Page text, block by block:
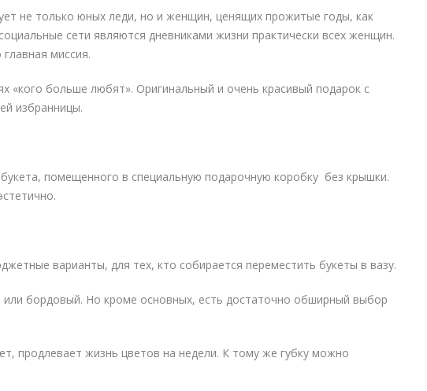
не только юных леди, но и женщин, ценящих прожитые годы, как
сети являются дневниками жизни практически всех женщин.
миссия.
«кого больше любят». Оригинальный и очень красивый подарок с
избранницы.
помещенного в специальную подарочную коробку без крышки.
варианты, для тех, кто собирается переместить букеты в вазу.
бордовый. Но кроме основных, есть достаточно обширный выбор
продлевает жизнь цветов на недели. К тому же губку можно